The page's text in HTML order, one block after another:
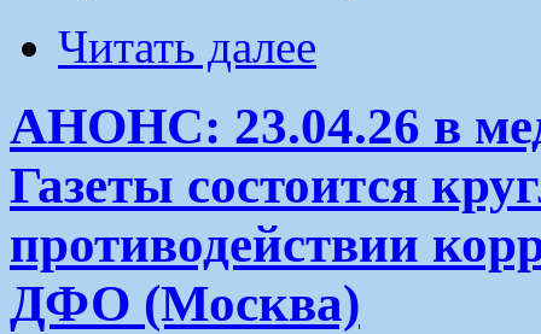
Читать далее
АНОНС: 23.04.26 в
Газеты состоится
противодействии
ДФО (Москва)